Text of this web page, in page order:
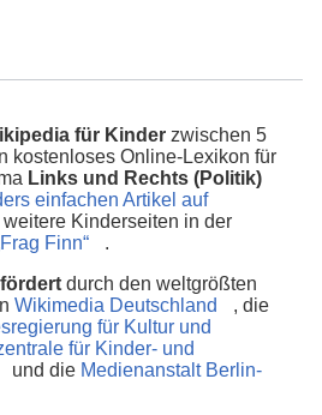
für Kinder zwischen 5
kostenloses Online-Lexikon für
Links und Rechts (Politik)
einfachen Artikel auf
weitere Kinderseiten in der
Finn“
.
durch den weltgrößten
Wikimedia Deutschland
, die
für Kultur und
für Kinder- und
und die Medienanstalt Berlin-